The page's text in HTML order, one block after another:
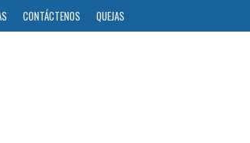
CONTÁCTENOS QUEJAS